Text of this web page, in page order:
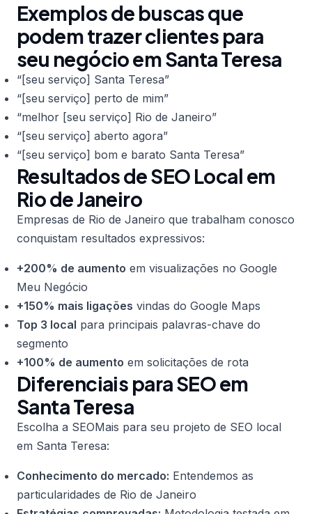
Exemplos de buscas que
podem trazer clientes para
seu negócio em Santa Teresa
“[seu serviço] Santa Teresa”
“[seu serviço] perto de mim”
“melhor [seu serviço] Rio de Janeiro”
“[seu serviço] aberto agora”
“[seu serviço] bom e barato Santa Teresa”
Resultados de SEO Local em
Rio de Janeiro
Empresas de Rio de Janeiro que trabalham conosco
conquistam resultados expressivos:
+200% de aumento em visualizações no Google
Meu Negócio
+150% mais ligações vindas do Google Maps
Top 3 local para principais palavras-chave do
segmento
+100% de aumento em solicitações de rota
Diferenciais para SEO em
Santa Teresa
Escolha a SEOMais para seu projeto de SEO local
em Santa Teresa:
Conhecimento do mercado: Entendemos as
particularidades de Rio de Janeiro